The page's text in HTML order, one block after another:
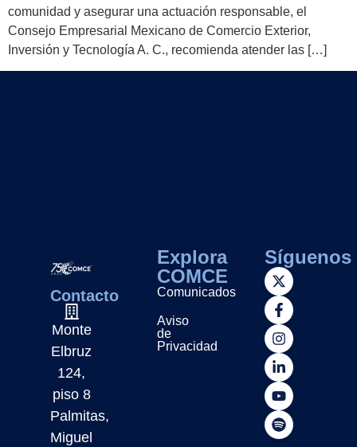
comunidad y asegurar una actuación responsable, el
Consejo Empresarial Mexicano de Comercio Exterior,
Inversión y Tecnología A. C., recomienda atender las […]
Contacto
Monte
Elbruz
124,
piso 8
Palmitas,
Miguel
Explora
COMCE
Comunicados
Aviso
de
Privacidad
Síguenos